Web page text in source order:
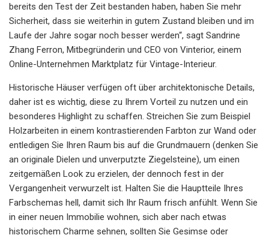
bereits den Test der Zeit bestanden haben, haben Sie mehr
Sicherheit, dass sie weiterhin in gutem Zustand bleiben und im
Laufe der Jahre sogar noch besser werden“, sagt Sandrine
Zhang Ferron, Mitbegründerin und CEO von Vinterior, einem
Online-Unternehmen Marktplatz für Vintage-Interieur.
Historische Häuser verfügen oft über architektonische Details,
daher ist es wichtig, diese zu Ihrem Vorteil zu nutzen und ein
besonderes Highlight zu schaffen. Streichen Sie zum Beispiel
Holzarbeiten in einem kontrastierenden Farbton zur Wand oder
entledigen Sie Ihren Raum bis auf die Grundmauern (denken Sie
an originale Dielen und unverputzte Ziegelsteine), um einen
zeitgemäßen Look zu erzielen, der dennoch fest in der
Vergangenheit verwurzelt ist. Halten Sie die Hauptteile Ihres
Farbschemas hell, damit sich Ihr Raum frisch anfühlt. Wenn Sie
in einer neuen Immobilie wohnen, sich aber nach etwas
historischem Charme sehnen, sollten Sie Gesimse oder